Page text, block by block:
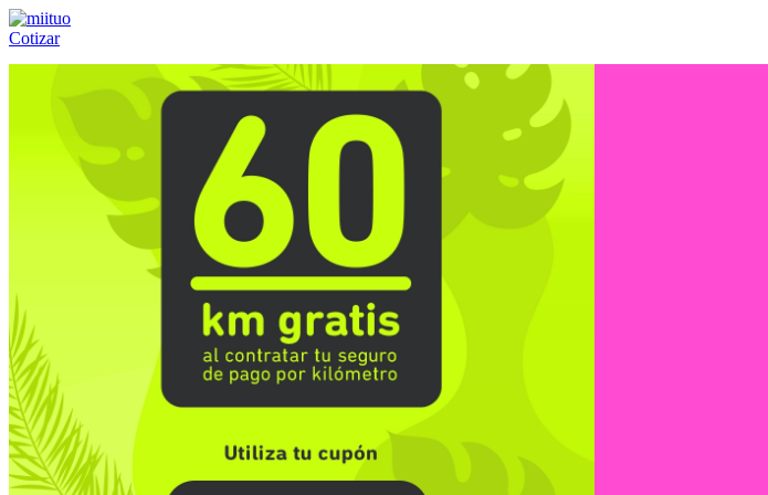
Cotizar
(55) 84-21-05-00ó800-953-00-59